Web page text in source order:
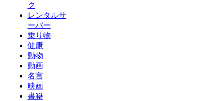
ク
レンタルサ
ーバー
乗り物
健康
動物
動画
名言
映画
書籍